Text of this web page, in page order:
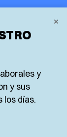
×
y
y sus
los días.